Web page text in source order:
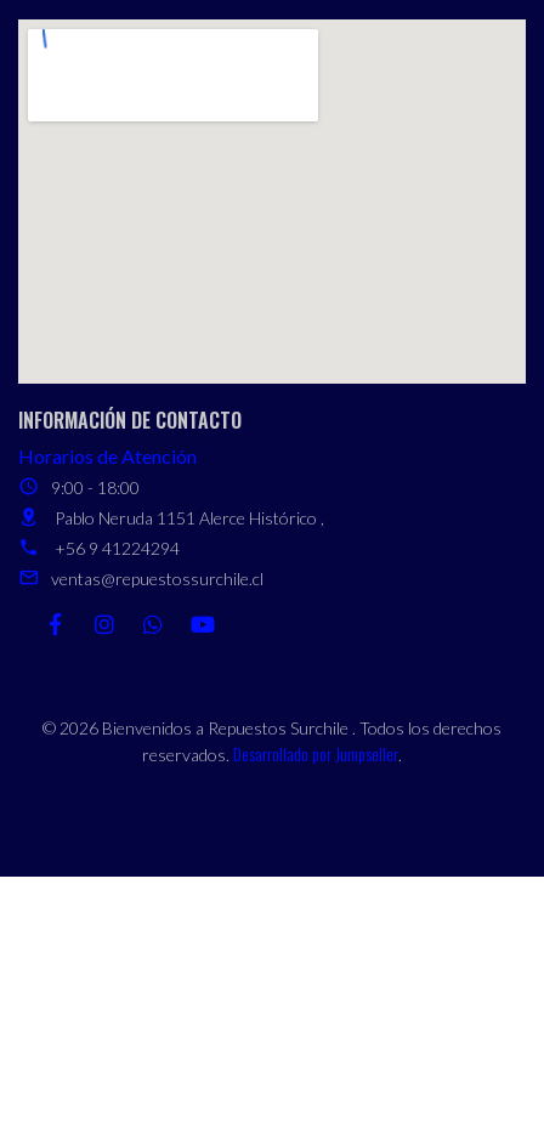
INFORMACIÓN DE CONTACTO
Horarios de Atención
9:00 - 18:00
Pablo Neruda 1151 Alerce Histórico ,
+56 9 41224294
ventas@repuestossurchile.cl
© 2026 Bienvenidos a Repuestos Surchile . Todos los derechos
reservados. Desarrollado por Jumpseller.